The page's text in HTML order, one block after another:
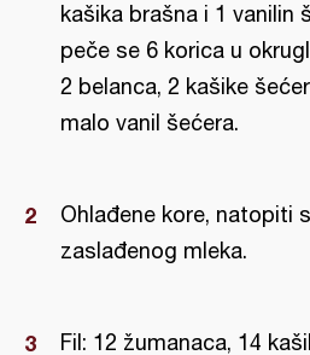
kašika brašna i 1 vanilin
peče se 6 korica u
2 belanca, 2 kašike
malo vanil šećera.
Ohlađene kore, natopiti
zaslađenog mleka.
Fil: 12 žumanaca, 14